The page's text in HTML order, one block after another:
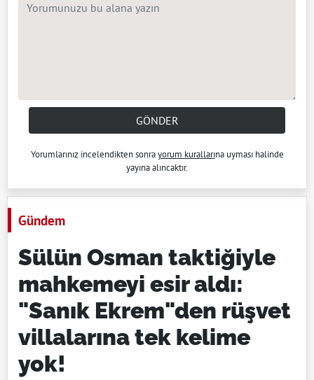
GÖNDER
Yorumlarınız incelendikten sonrayorum kurallarına uyması halinde
yayına alıncaktır.
Gündem
Sülün Osman taktiğiyle
mahkemeyi esir aldı:
"Sanık Ekrem"den rüşvet
villalarına tek kelime
yok!